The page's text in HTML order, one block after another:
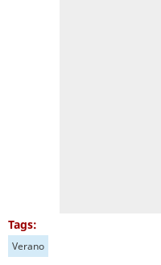
Tags:
Verano